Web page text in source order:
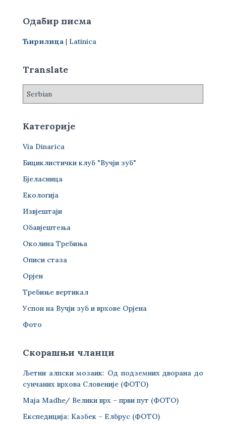
а
а
а
Одабир писма
Ћирилица | Latinica
Translate
Категорије
Via Dinarica
Бициклистички клуб "Вучји зуб"
Бјеласница
Екологија
Извјештаји
Обавјештења
Околина Требиња
Описи стаза
Орјен
Требиње вертикал
Успон на Вучји зуб и врхове Орјена
Фото
Скорашњи чланци
Љетни алпски мозаик: Од подземних дворана до
сунчаних врхова Словеније (ФОТО)
Maja Madhe/ Велики врх – први пут (ФОТО)
Експедиција: Казбек – Елбрус (ФОТО)